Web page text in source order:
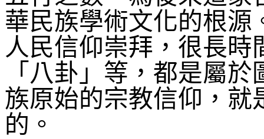
華民族學術文化的根源
人民信仰崇拜，很長
「八卦」等，都是屬
族原始的宗教信仰，就
的。